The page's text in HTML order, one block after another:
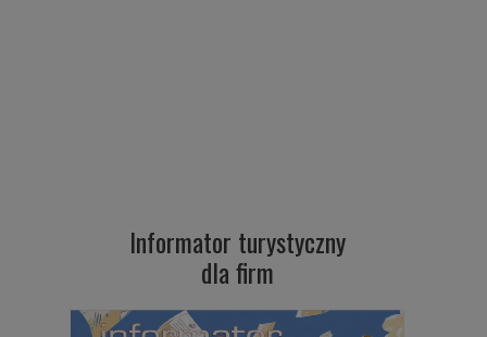
Informator turystyczny
dla firm